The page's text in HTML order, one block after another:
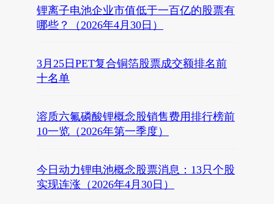
锂离子电池企业市值低于一百亿的股票有
哪些？（2026年4月30日）
3月25日PET复合铜箔股票成交额排名前
十名单
溶质六氟磷酸锂概念股销售费用排行榜前
10一览（2026年第一季度）
今日动力锂电池概念股票消息：13只个股
实现连涨（2026年4月30日）